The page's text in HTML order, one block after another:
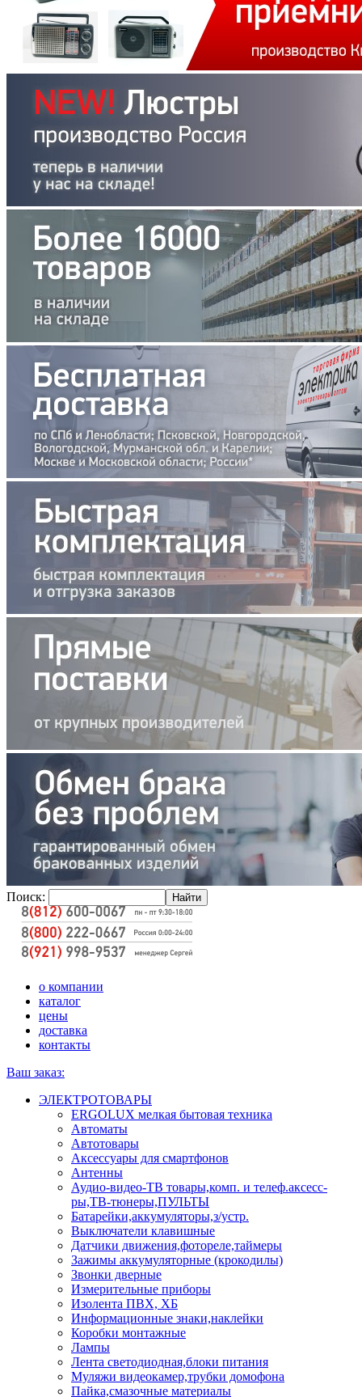
Поиск:
о компании
каталог
цены
доставка
контакты
Ваш заказ:
ЭЛЕКТРОТОВАРЫ
ERGOLUX мелкая бытовая техника
Автоматы
Автотовары
Аксессуары для смартфонов
Антенны
Аудио-видео-ТВ товары,комп. и телеф.аксесс-
ры,ТВ-тюнеры,ПУЛЬТЫ
Батарейки,аккумуляторы,з/устр.
Выключатели клавишные
Датчики движения,фотореле,таймеры
Зажимы аккумуляторные (крокодилы)
Звонки дверные
Измерительные приборы
Изолента ПВХ, ХБ
Информационные знаки,наклейки
Коробки монтажные
Лампы
Лента светодиодная,блоки питания
Муляжи видеокамер,трубки домофона
Пайка,смазочные материалы